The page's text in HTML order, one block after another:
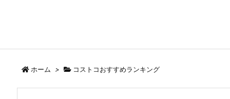
ホーム > コストコおすすめランキング